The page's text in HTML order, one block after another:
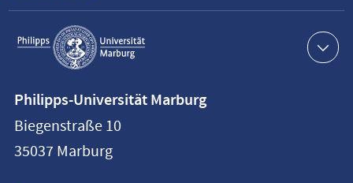
Service-
Navigation
Philipps-
Universität
Marburg
Philipps-Universität Marburg
Biegenstraße 10
35037 Marburg